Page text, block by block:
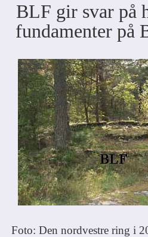
BLF gir svar på
fundamenter på
Foto: Den nordvestre ring i